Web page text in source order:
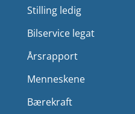
Stilling ledig
Bilservice legat
Årsrapport
Menneskene
Bærekraft